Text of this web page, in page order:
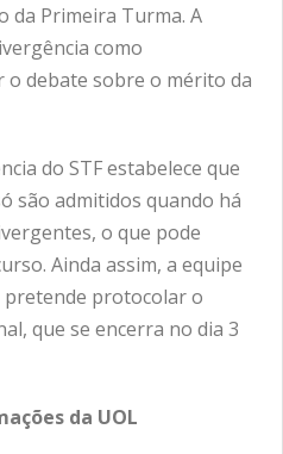
da Primeira Turma. A
como
debate sobre o mérito da
do STF estabelece que
são admitidos quando há
o que pode
Ainda assim, a equipe
protocolar o
que se encerra no dia 3
da UOL